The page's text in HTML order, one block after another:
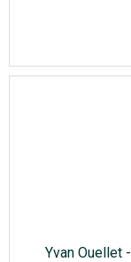
Yvan Ouellet